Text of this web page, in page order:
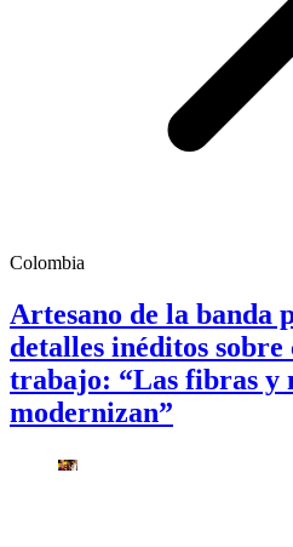
Colombia
Artesano de la banda
detalles inéditos sobre
trabajo: “Las fibras y
modernizan”